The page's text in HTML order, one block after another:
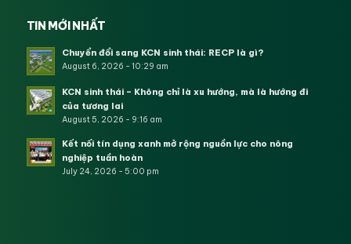
TIN MỚI NHẤT
Chuyển đổi sang KCN sinh thái: RECP là gì?
August 6, 2026 - 10:29 am
KCN sinh thái – Không chỉ là xu hướng, mà là hướng đi
của tương lai
August 5, 2026 - 9:16 am
Kết nối tín dụng xanh mở rộng nguồn lực cho nông
nghiệp tuần hoàn
July 24, 2026 - 5:00 pm